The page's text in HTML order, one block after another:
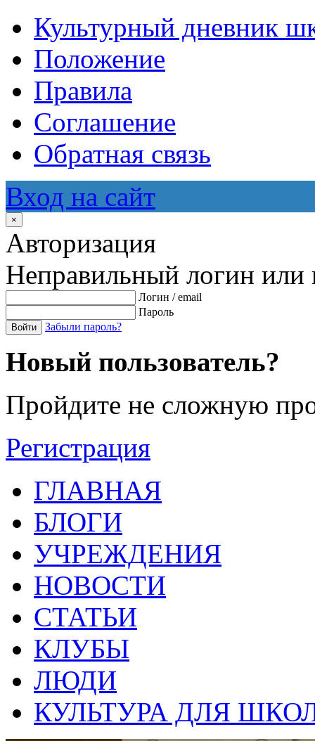
Культурный дневник
Положение
Правила
Соглашение
Обратная связь
Вход на сайт
×
Авторизация
Неправильный логин или
Логин / email
Пароль
Войти Забыли пароль?
Новый пользователь?
Пройдите не сложную
Регистрация
ГЛАВНАЯ
БЛОГИ
УЧРЕЖДЕНИЯ
НОВОСТИ
СТАТЬИ
КЛУБЫ
ЛЮДИ
КУЛЬТУРА ДЛЯ